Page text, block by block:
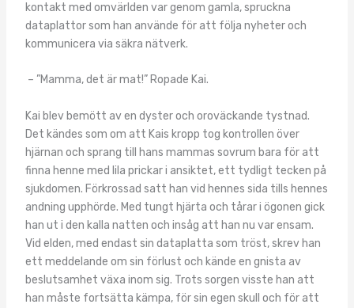
kontakt med omvärlden var genom gamla, spruckna
dataplattor som han använde för att följa nyheter och
kommunicera via säkra nätverk.
– ”Mamma, det är mat!” Ropade Kai.
Kai blev bemött av en dyster och oroväckande tystnad.
Det kändes som om att Kais kropp tog kontrollen över
hjärnan och sprang till hans mammas sovrum bara för att
finna henne med lila prickar i ansiktet, ett tydligt tecken på
sjukdomen. Förkrossad satt han vid hennes sida tills hennes
andning upphörde. Med tungt hjärta och tårar i ögonen gick
han ut i den kalla natten och insåg att han nu var ensam.
Vid elden, med endast sin dataplatta som tröst, skrev han
ett meddelande om sin förlust och kände en gnista av
beslutsamhet växa inom sig. Trots sorgen visste han att
han måste fortsätta kämpa, för sin egen skull och för att